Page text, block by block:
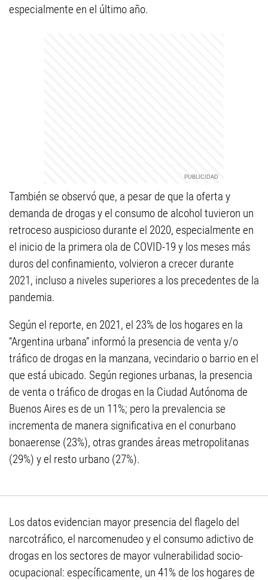
especialmente en el último año.
También se observó que, a pesar de que la oferta y
demanda de drogas y el consumo de alcohol tuvieron un
retroceso auspicioso durante el 2020, especialmente en
el inicio de la primera ola de COVID-19 y los meses más
duros del confinamiento, volvieron a crecer durante
2021, incluso a niveles superiores a los precedentes de la
pandemia.
Según el reporte, en 2021, el 23% de los hogares en la
“Argentina urbana” informó la presencia de venta y/o
tráfico de drogas en la manzana, vecindario o barrio en el
que está ubicado. Según regiones urbanas, la presencia
de venta o tráfico de drogas en la Ciudad Autónoma de
Buenos Aires es de un 11%; pero la prevalencia se
incrementa de manera significativa en el conurbano
bonaerense (23%), otras grandes áreas metropolitanas
(29%) y el resto urbano (27%).
Los datos evidencian mayor presencia del flagelo del
narcotráfico, el narcomenudeo y el consumo adictivo de
drogas en los sectores de mayor vulnerabilidad socio-
ocupacional: específicamente, un 41% de los hogares de